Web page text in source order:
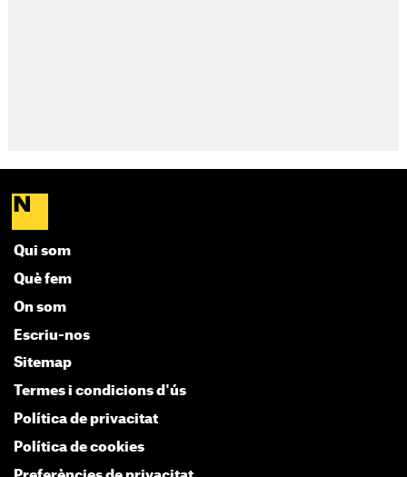
Qui som
Què fem
On som
Escriu-nos
Sitemap
Termes i condicions d'ús
Política de privacitat
Política de cookies